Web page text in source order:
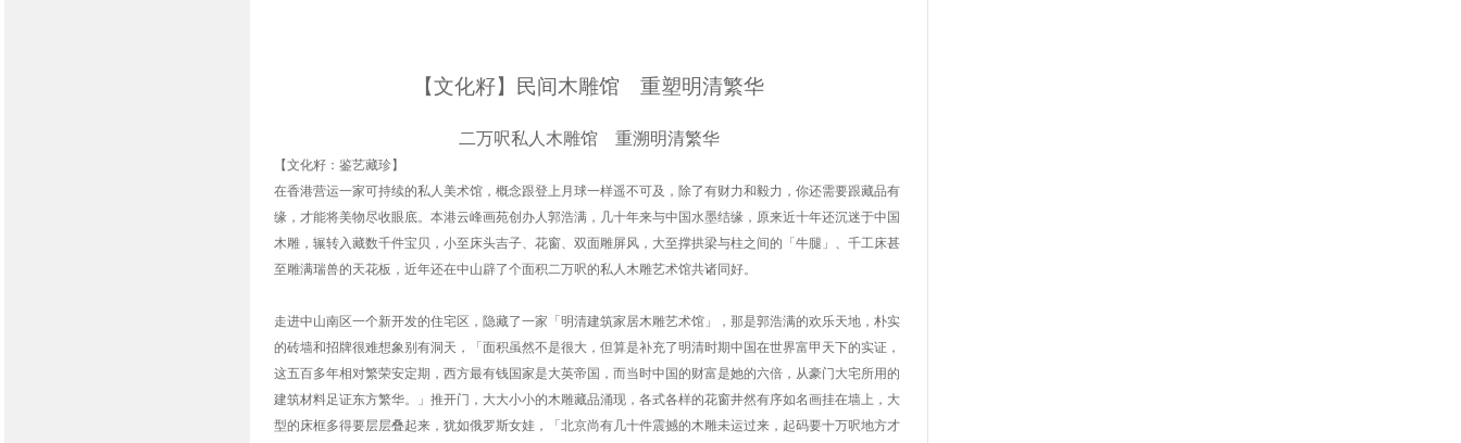
【文化籽】民间木雕馆 重塑明清繁华
二万呎私人木雕馆 重溯明清繁华
【文化籽：鉴艺藏珍】
在香港营运一家可持续的私人美术馆，概念跟登上月球一样遥不可及，除了有财力和毅力，你还需要跟藏品有
缘，才能将美物尽收眼底。本港云峰画苑创办人郭浩满，几十年来与中国水墨结缘，原来近十年还沉迷于中国
木雕，辗转入藏数千件宝贝，小至床头吉子、花窗、双面雕屏风，大至撑拱梁与柱之间的「牛腿」、千工床甚
至雕满瑞兽的天花板，近年还在中山辟了个面积二万呎的私人木雕艺术馆共诸同好。
走进中山南区一个新开发的住宅区，隐藏了一家「明清建筑家居木雕艺术馆」，那是郭浩满的欢乐天地，朴实
的砖墙和招牌很难想象别有洞天，「面积虽然不是很大，但算是补充了明清时期中国在世界富甲天下的实证，
这五百多年相对繁荣安定期，西方最有钱国家是大英帝国，而当时中国的财富是她的六倍，从豪门大宅所用的
建筑材料足证东方繁华。」推开门，大大小小的木雕藏品涌现，各式各样的花窗井然有序如名画挂在墙上，大
型的床框多得要层层叠起来，犹如俄罗斯女娃，「北京尚有几十件震撼的木雕未运过来，起码要十万呎地方才